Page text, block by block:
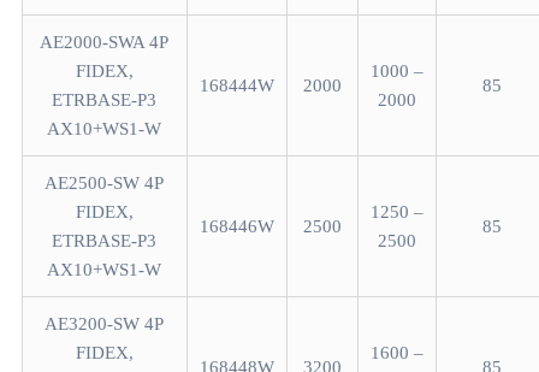
AE2000-SWA 4P
FIDEX,
ETRBASE-P3
AX10+WS1-W
168444W 2000
1000 –
2000
85
AE2500-SW 4P
FIDEX,
ETRBASE-P3
AX10+WS1-W
168446W 2500
1250 –
2500
85
AE3200-SW 4P
FIDEX,
168448W 3200
1600 –
85